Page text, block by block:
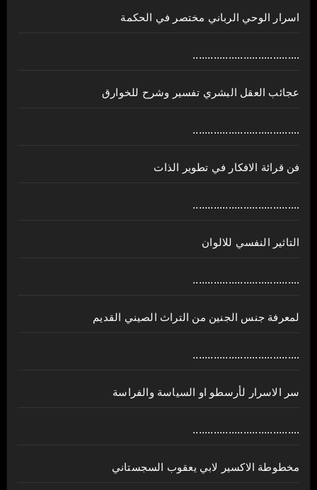
اسرار الوحي الرباني مختصر في الحكمة
....................................
عجائب العقل البشري تفسير وشرح للخوارق
....................................
فن قرائة الافكار في تطوير الذات
....................................
التاثير النفسي للالوان
....................................
لمعرفة جنس الجنين من التراث الصيني القديم
....................................
سر الاسرار لأرسطو او السياسة والفراسة
....................................
مخطوطة الاكسير لابي يعقوب السجستاني